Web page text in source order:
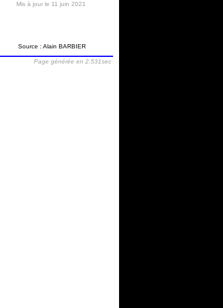
Mis à jour le 11 juin 2021
Source : Alain BARBIER
Page générée en 2.531sec